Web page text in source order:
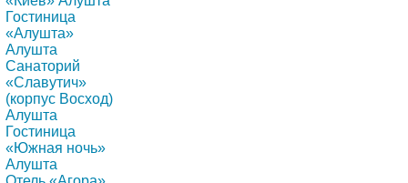
Гостиница
«Алушта»
Алушта
Санаторий
«Славутич»
(корпус Восход)
Алушта
Гостиница
«Южная ночь»
Алушта